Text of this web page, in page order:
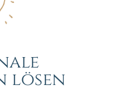
lösen